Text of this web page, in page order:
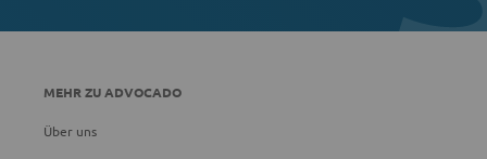
MEHR ZU ADVOCADO
Über uns